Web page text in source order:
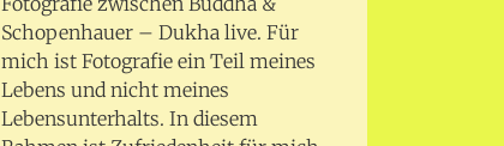
Schopenhauer – Dukha live. Für
mich ist Fotografie ein Teil meines
Lebens und nicht meines
Lebensunterhalts. In diesem